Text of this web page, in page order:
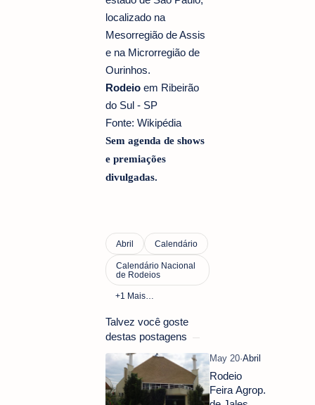
localizado na
Mesorregião de Assis
e na Microrregião de
Ourinhos.
Rodeio em Ribeirão
do Sul - SP
Fonte: Wikipédia
Sem agenda de shows
e premiações
divulgadas.
Talvez você goste
destas postagens
Rodeio
Feira Agrop.